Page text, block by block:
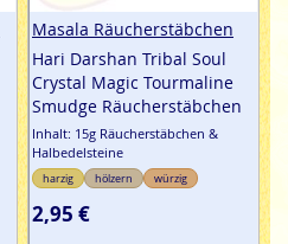
Masala Räucherstäbchen
Hari Darshan Tribal Soul
Crystal Magic Tourmaline
Smudge Räucherstäbchen
Inhalt: 15g Räucherstäbchen &
Halbedelsteine
harzig hölzern würzig
2,95 €